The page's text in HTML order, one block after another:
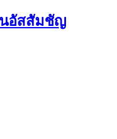
นอัสสัมชัญ